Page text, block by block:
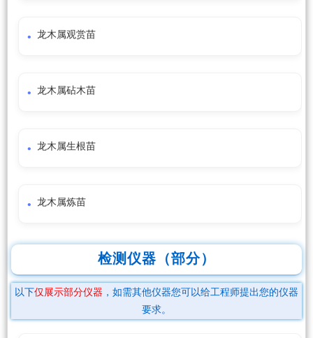
龙木属观赏苗
龙木属砧木苗
龙木属生根苗
龙木属炼苗
检测仪器（部分）
以下仅展示部分仪器 ，如需其他仪器您可以给工程师提出您的仪器
要求。